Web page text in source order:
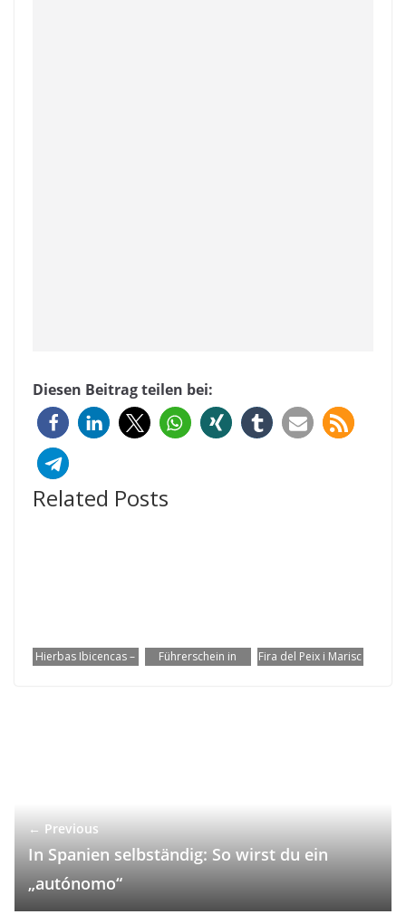
Diesen Beitrag teilen bei:
Related Posts
Hierbas Ibicencas –
Führerschein in
Fira del Peix i Marisc
← Previous
In Spanien selbständig: So wirst du ein
„autónomo“